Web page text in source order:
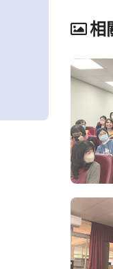
相